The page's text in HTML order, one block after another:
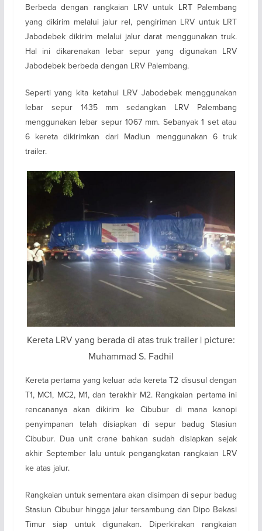
Berbeda dengan rangkaian LRV untuk LRT Palembang
yang dikirim melalui jalur rel, pengiriman LRV untuk LRT
Jabodebek dikirim melalui jalur darat menggunakan truk.
Hal ini dikarenakan lebar sepur yang digunakan LRV
Jabodebek berbeda dengan LRV Palembang.
Seperti yang kita ketahui LRV Jabodebek menggunakan
lebar sepur 1435 mm sedangkan LRV Palembang
menggunakan lebar sepur 1067 mm. Sebanyak 1 set atau
6 kereta dikirimkan dari Madiun menggunakan 6 truk
trailer.
Kereta LRV yang berada di atas truk trailer | picture:
Muhammad S. Fadhil
Kereta pertama yang keluar ada kereta T2 disusul dengan
T1, MC1, MC2, M1, dan terakhir M2. Rangkaian pertama ini
rencananya akan dikirim ke Cibubur di mana kanopi
penyimpanan telah disiapkan di sepur badug Stasiun
Cibubur. Dua unit crane bahkan sudah disiapkan sejak
akhir September lalu untuk pengangkatan rangkaian LRV
ke atas jalur.
Rangkaian untuk sementara akan disimpan di sepur badug
Stasiun Cibubur hingga jalur tersambung dan Dipo Bekasi
Timur siap untuk digunakan. Diperkirakan rangkaian